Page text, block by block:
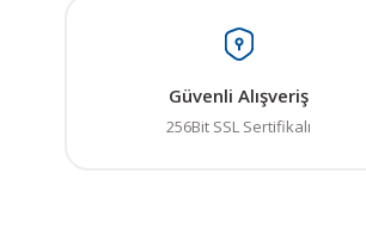
Güvenli Alışveriş
256Bit SSL Sertifikalı